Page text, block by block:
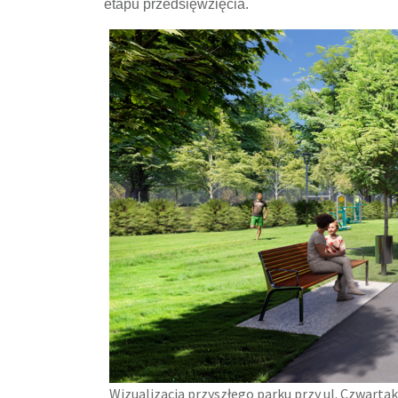
etapu przedsięwzięcia.
Wizualizacja przyszłego parku przy ul.